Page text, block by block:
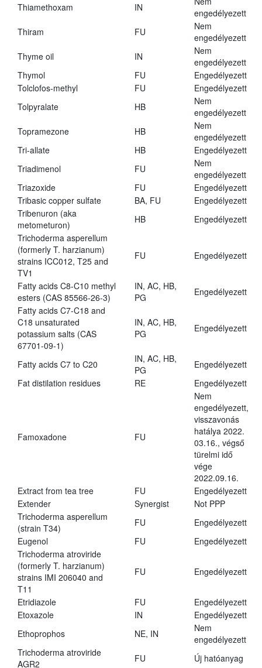
Thiamethoxam
IN
engedélyezett
Thiram
FU
Nem
engedélyezett
Thyme oil
IN
Nem
engedélyezett
Thymol
FU
Engedélyezett
Tolclofos-methyl
FU
Engedélyezett
Tolpyralate
HB
Nem
engedélyezett
Topramezone
HB
Nem
engedélyezett
Tri-allate
HB
Engedélyezett
Triadimenol
FU
Nem
engedélyezett
Triazoxide
FU
Engedélyezett
Tribasic copper sulfate
BA, FU
Engedélyezett
Tribenuron (aka
metometuron)
HB
Engedélyezett
Trichoderma asperellum
(formerly T. harzianum)
strains ICC012, T25 and
TV1
FU Engedélyezett
Fatty acids C8-C10 methyl
esters (CAS 85566-26-3)
IN, AC, HB,
PG
Engedélyezett
Fatty acids C7-C18 and
C18 unsaturated
potassium salts (CAS
67701-09-1)
IN, AC, HB,
PG
Engedélyezett
Fatty acids C7 to C20
IN, AC, HB,
PG
Engedélyezett
Fat distilation residues
RE Engedélyezett
Famoxadone FU
Nem
engedélyezett,
visszavonás
hatálya 2022.
03.16., végső
türelmi idő
vége
2022.09.16.
Extract from tea tree
FU
Engedélyezett
Extender
Synergist
Not PPP
Trichoderma asperellum
(strain T34)
FU
Engedélyezett
Eugenol
FU
Engedélyezett
Trichoderma atroviride
(formerly T. harzianum)
strains IMI 206040 and
T11
FU Engedélyezett
Etridiazole FU
Engedélyezett
Etoxazole
IN
Engedélyezett
Ethoprophos
NE, IN
Nem
engedélyezett
Trichoderma atroviride
AGR2
FU
Új hatóanyag